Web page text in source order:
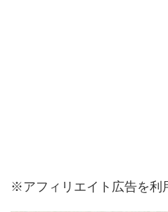
※アフィリエイト広告を利